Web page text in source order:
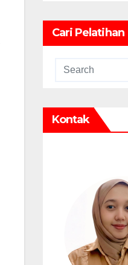
Cari Pelatihan
Kontak